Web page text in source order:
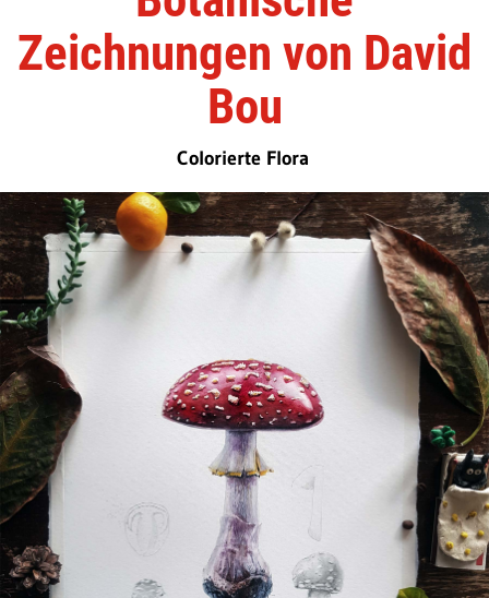
Zeichnungen von David
Bou
Colorierte Flora